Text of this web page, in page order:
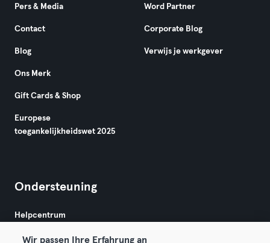
Pers & Media
Contact
Blog
Ons Merk
Gift Cards & Shop
Europese
toegankelijkheidswet 2025
Word Partner
Corporate Blog
Verwijs je werkgever
Ondersteuning
Helpcentrum
Wir passen Ihre Erfahrung an